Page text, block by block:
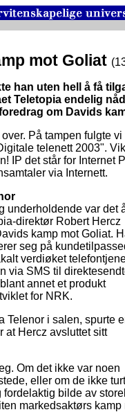
mot Goliat
han uten hell å få
Teletopia endelig
om Davids
På tampen fulgte
telenett 2003".
IP det står for Internet
via Internett.
underholdende var det
direktør Robert Hercz
kamp mot Goliat.
seg på
verdiøket
via SMS til
annet et produkt
for NRK.
Telenor i salen, spurte
at Hercz avsluttet sitt
Om det ikke var noen
eller om de ikke
bilde av
markedsaktørs kamp